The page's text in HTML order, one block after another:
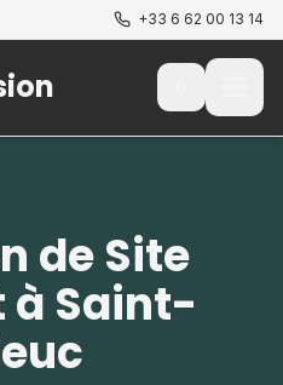
+33 6 62 00 13 14
Passer au
de Site
à Saint-